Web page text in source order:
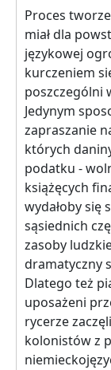
Proces
miał dla
językowej
kurczeniem
poszczególni
Jedynym
zapraszanie
których
podatku -
książęcych
wydałoby się
sąsiednich
zasoby
dramatyczny
Dlatego też
uposażeni
rycerze
kolonistów z